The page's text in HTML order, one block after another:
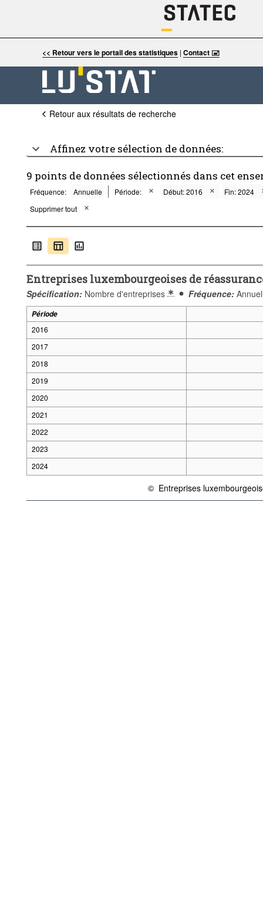
<< Retour vers le portail des statistiques| Contact 🖃
Retour aux résultats de recherche
Affinez votre sélection de données:
9 points de données sélectionnés dans cet
Fréquence: Annuelle Période: Début: 2016
Fin: 2024
Supprimer tout
Entreprises luxembourgeoises de
Spécification: Nombre d'entreprises Fréquence:
Période
2016
2017
2018
2019
2020
2021
2022
2023
2024
©
{link} Conditions d'utilisation
Entreprises